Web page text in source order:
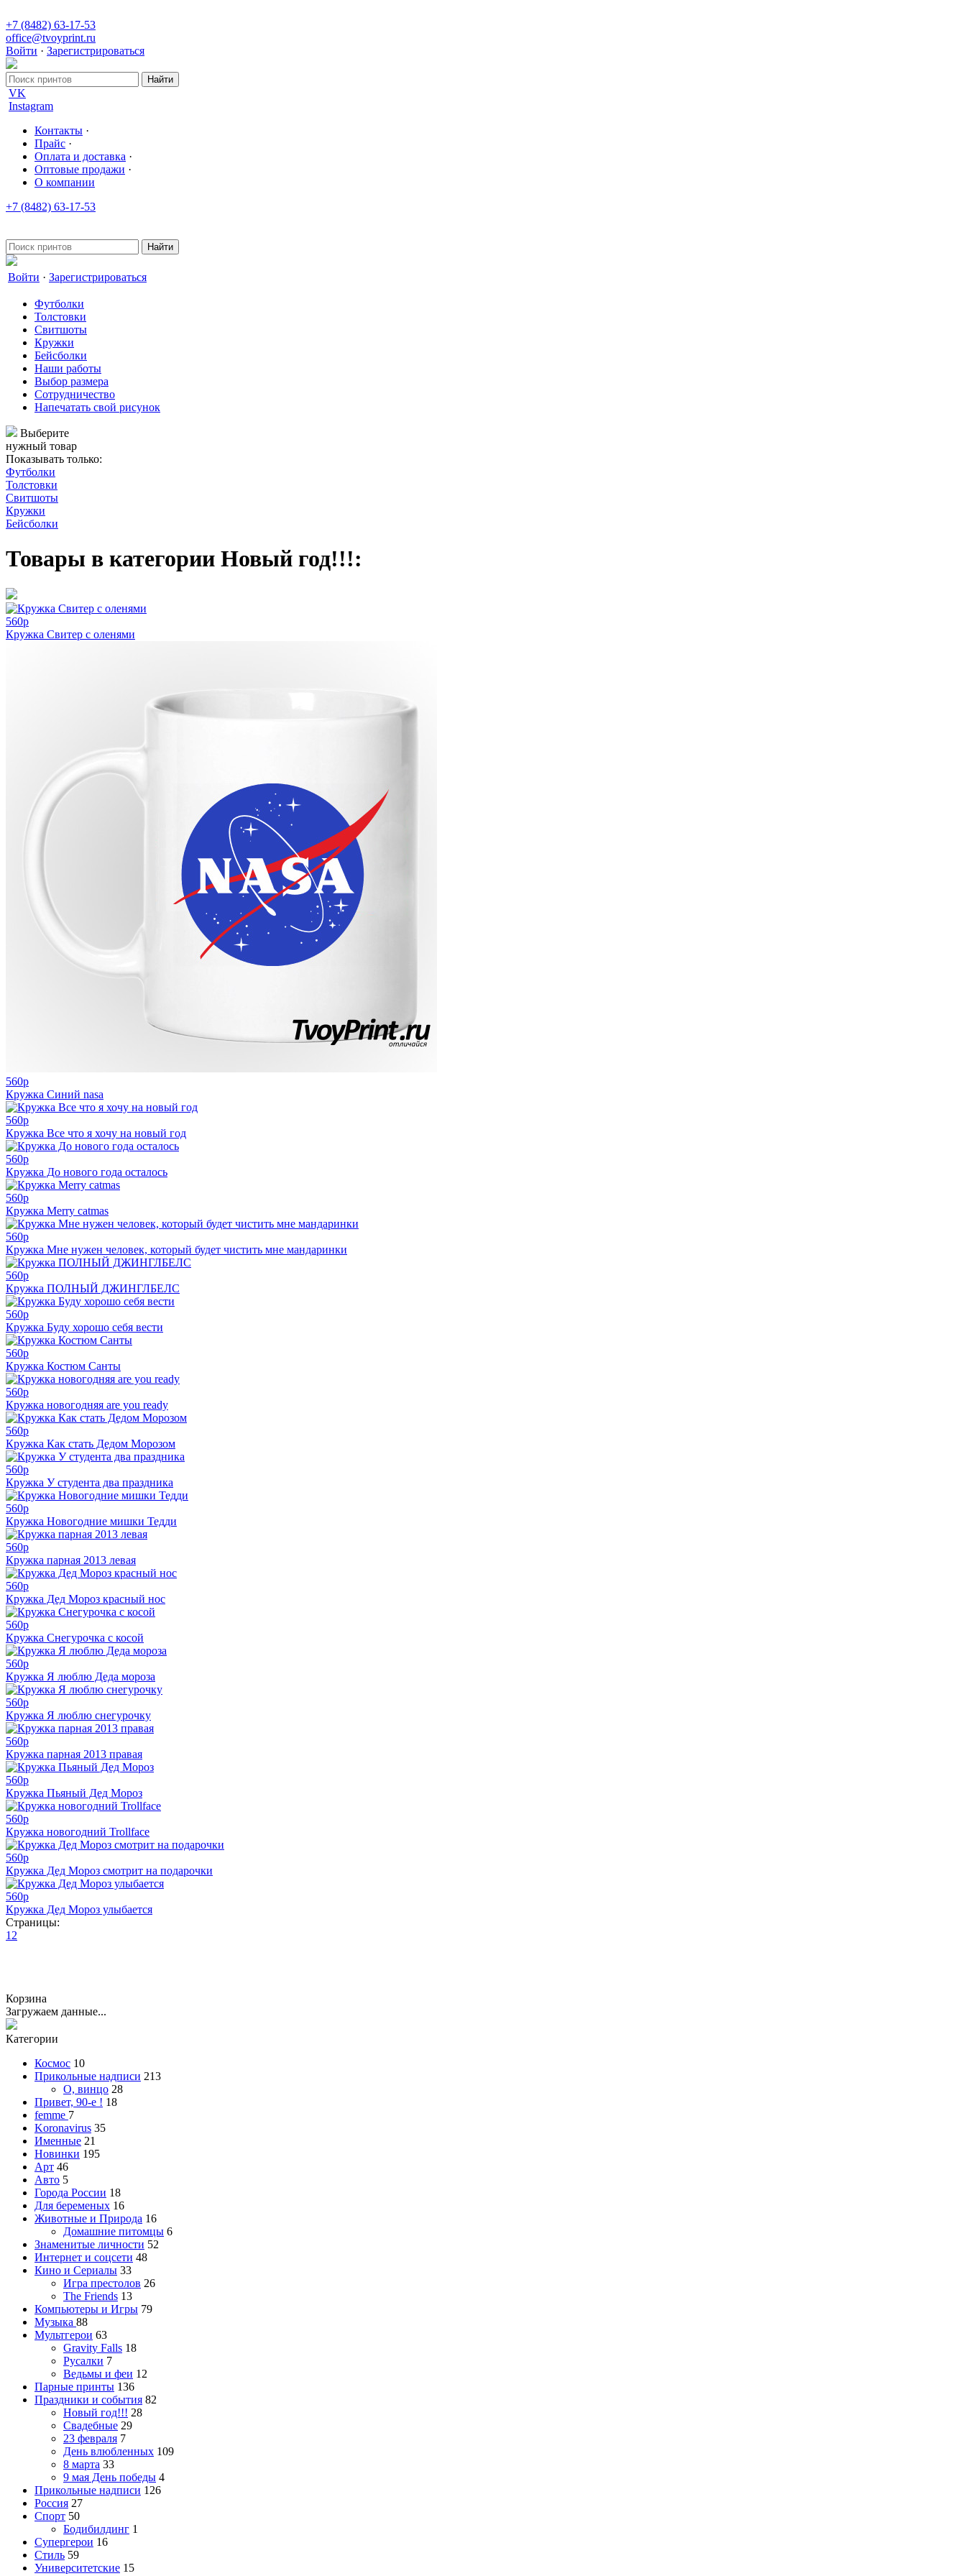
+7 (8482) 63-17-53
office@tvoyprint.ru
Войти · Зарегистрироваться
VK
Instagram
Контакты ·
Прайс ·
Оплата и доставка ·
Оптовые продажи ·
О компании
+7 (8482) 63-17-53
Войти · Зарегистрироваться
Футболки
Толстовки
Свитшоты
Кружки
Бейсболки
Наши работы
Выбор размера
Сотрудничество
Напечатать свой рисунок
Выберите
нужный товар
Показывать только:
Футболки
Толстовки
Свитшоты
Кружки
Бейсболки
Товары в категории Новый год!!!:
560p
Кружка Свитер с оленями
560p
Кружка Синий nasa
560p
Кружка Все что я хочу на новый год
560p
Кружка До нового года осталось
560p
Кружка Merry catmas
560p
Кружка Мне нужен человек, который будет чистить мне мандаринки
560p
Кружка ПОЛНЫЙ ДЖИНГЛБЕЛС
560p
Кружка Буду хорошо себя вести
560p
Кружка Костюм Санты
560p
Кружка новогодняя are you ready
560p
Кружка Как стать Дедом Морозом
560p
Кружка У студента два праздника
560p
Кружка Новогодние мишки Тедди
560p
Кружка парная 2013 левая
560p
Кружка Дед Мороз красный нос
560p
Кружка Снегурочка с косой
560p
Кружка Я люблю Деда мороза
560p
Кружка Я люблю снегурочку
560p
Кружка парная 2013 правая
560p
Кружка Пьяный Дед Мороз
560p
Кружка новогодний Trollface
560p
Кружка Дед Мороз смотрит на подарочки
560p
Кружка Дед Мороз улыбается
Страницы:
1 2
Корзина
Загружаем данные...
Категории
Космос 10
Прикольные надписи 213
О, винцо 28
Привет, 90-е ! 18
femme 7
Koronavirus 35
Именные 21
Новинки 195
Арт 46
Авто 5
Города России 18
Для беременых 16
Животные и Природа 16
Домашние питомцы 6
Знаменитые личности 52
Интернет и соцсети 48
Кино и Сериалы 33
Игра престолов 26
The Friends 13
Компьютеры и Игры 79
Музыка 88
Мультгерои 63
Gravity Falls 18
Русалки 7
Ведьмы и феи 12
Парные принты 136
Праздники и события 82
Новый год!!! 28
Свадебные 29
23 февраля 7
День влюбленных 109
8 марта 33
9 мая День победы 4
Прикольные надписи 126
Россия 27
Спорт 50
Бодибилдинг 1
Супергерои 16
Стиль 59
Университетские 15